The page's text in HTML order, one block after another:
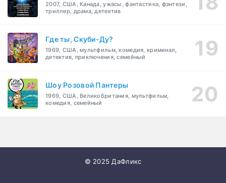
2007, США, Канада, ужасы, фантастика, фэнтези,
триллер, драма, детектив
Где ты, Скуби-Ду?
1969, США, мультфильм, комедия, криминал,
детектив, приключения, семейный
Шоу Розовой Пантеры
1969, США, Великобритания, мультфильм,
комедия, семейный
© 2025 ДаФликс